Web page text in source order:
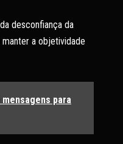
desconfiança da
a objetividade
para